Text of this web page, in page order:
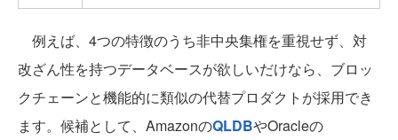
例えば、4つの特徴のうち非中央集権を重視せず、対
改ざん性を持つデータベースが欲しいだけなら、ブロッ
クチェーンと機能的に類似の代替プロダクトが採用でき
ます。候補として、AmazonのQLDBやOracleの